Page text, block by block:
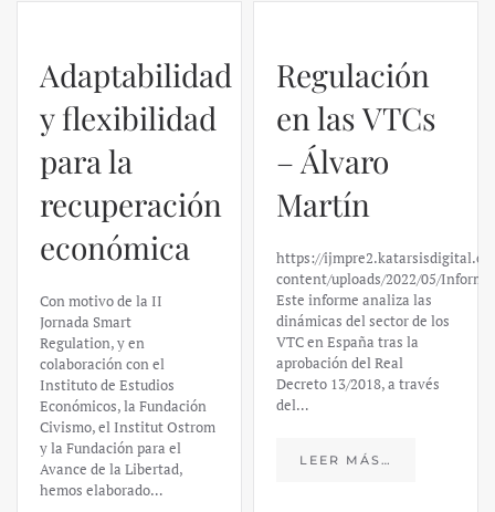
Adaptabilidad
y flexibilidad
para la
recuperación
económica
Con motivo de la II
Jornada Smart
Regulation, y en
colaboración con el
Instituto de Estudios
Económicos, la Fundación
Civismo, el Institut Ostrom
y la Fundación para el
Avance de la Libertad,
hemos elaborado…
Regulación
en las VTCs
– Álvaro
Martín
https://
content/uploads/2022/05/
Este informe analiza las
dinámicas del sector de los
VTC en España tras la
aprobación del Real
Decreto 13/2018, a través
del…
LEER MÁS…